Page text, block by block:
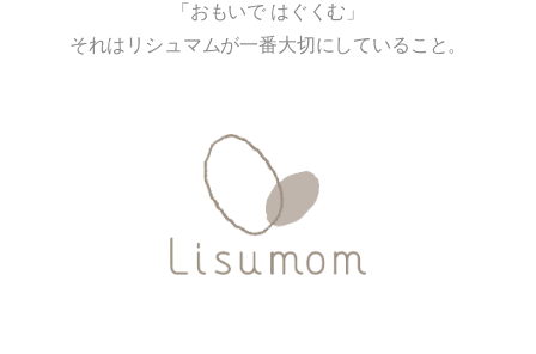
「おもいで はぐくむ」
それはリシュマムが一番大切にしていること。